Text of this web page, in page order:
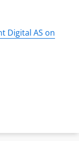
Digital AS on